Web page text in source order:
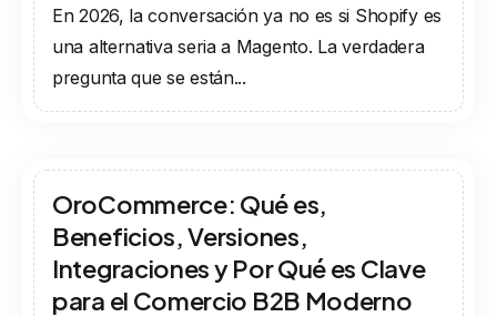
En 2026, la conversación ya no es si Shopify es
una alternativa seria a Magento. La verdadera
pregunta que se están...
OroCommerce: Qué es,
Beneficios, Versiones,
Integraciones y Por Qué es Clave
para el Comercio B2B Moderno